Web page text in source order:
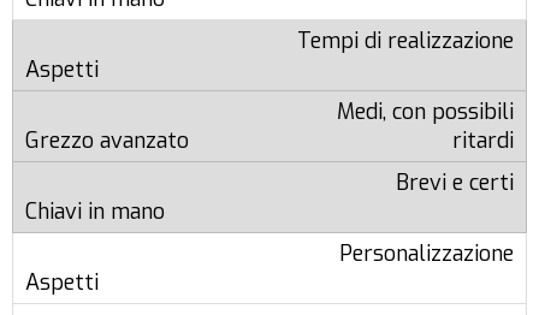
Tempi di realizzazione
Medi, con possibili
ritardi
Brevi e certi
Personalizzazione